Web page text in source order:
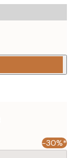
-30%*